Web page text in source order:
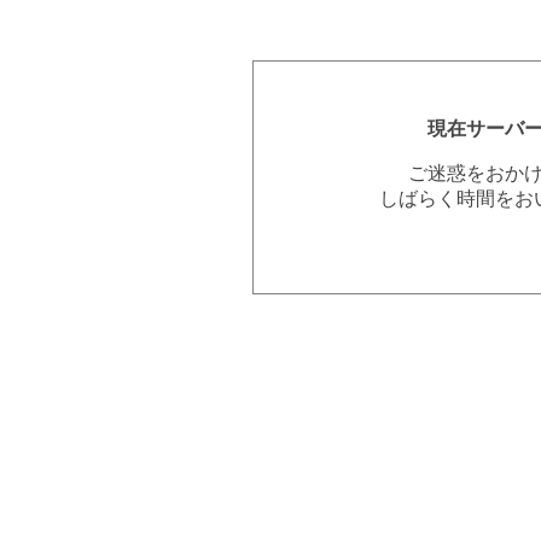
現在サーバ
ご迷惑をおか
しばらく時間を